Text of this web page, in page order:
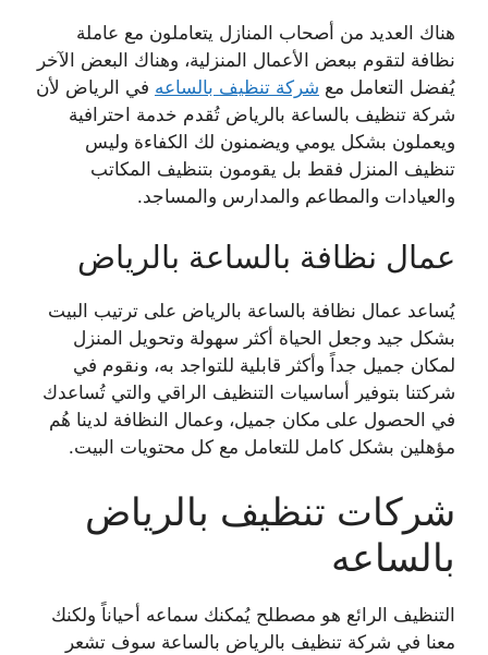
هناك العديد من أصحاب المنازل يتعاملون مع عاملة
نظافة لتقوم ببعض الأعمال المنزلية، وهناك البعض الآخر
يُفضل التعامل مع شركة تنظيف بالساعه في الرياض لأن
شركة تنظيف بالساعة بالرياض تُقدم خدمة احترافية
ويعملون بشكل يومي ويضمنون لك الكفاءة وليس
تنظيف المنزل فقط بل يقومون بتنظيف المكاتب
والعيادات والمطاعم والمدارس والمساجد.
عمال نظافة بالساعة بالرياض
يُساعد عمال نظافة بالساعة بالرياض على ترتيب البيت
بشكل جيد وجعل الحياة أكثر سهولة وتحويل المنزل
لمكان جميل جداً وأكثر قابلية للتواجد به، ونقوم في
شركتنا بتوفير أساسيات التنظيف الراقي والتي تُساعدك
في الحصول على مكان جميل، وعمال النظافة لدينا هُم
مؤهلين بشكل كامل للتعامل مع كل محتويات البيت.
شركات تنظيف بالرياض
بالساعه
التنظيف الرائع هو مصطلح يُمكنك سماعه أحياناً ولكنك
معنا في شركة تنظيف بالرياض بالساعة سوف تشعر